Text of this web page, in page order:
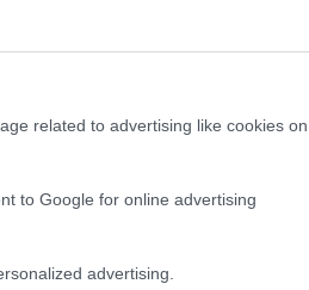
related to advertising like cookies on
to Google for online advertising
advertising.
HOWTO
,kommentek